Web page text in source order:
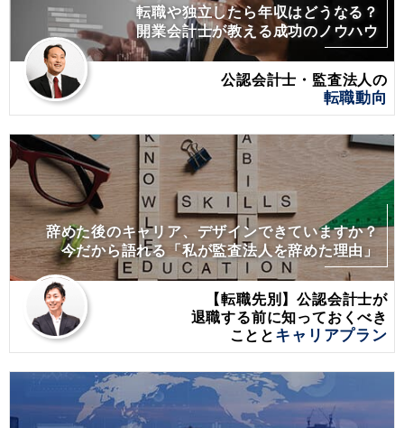
転職や独立したら年収はどうなる？
開業会計士が教える成功のノウハウ
公認会計士・監査法人の
転職動向
辞めた後のキャリア、デザインできていますか？
今だから語れる「私が監査法人を辞めた理由」
【転職先別】公認会計士が
退職する前に知っておくべき
ことと キャリアプラン